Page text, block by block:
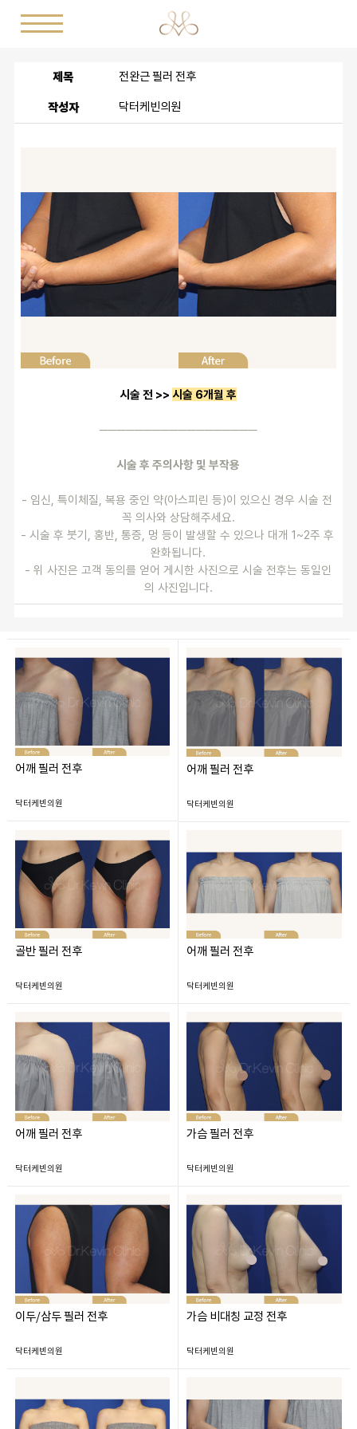
제목 전완근 필러 전후
작성자 닥터케빈의원
시술 전 >> 시술 6개월 후
──────────────────
시술 후 주의사항 및 부작용
- 임신, 특이체질, 복용 중인 약(아스피린 등)이 있으신 경우 시술 전
꼭 의사와 상담해주세요.
- 시술 후 붓기, 홍반, 통증, 멍 등이 발생할 수 있으나 대개 1~2주 후
완화됩니다.
- 위 사진은 고객 동의를 얻어 게시한 사진으로 시술 전후는 동일인
의 사진입니다.
어깨 필러 전후
닥터케빈의원
어깨 필러 전후
닥터케빈의원
골반 필러 전후
닥터케빈의원
어깨 필러 전후
닥터케빈의원
어깨 필러 전후
닥터케빈의원
가슴 필러 전후
닥터케빈의원
이두/삼두 필러 전후
닥터케빈의원
가슴 비대칭 교정 전후
닥터케빈의원